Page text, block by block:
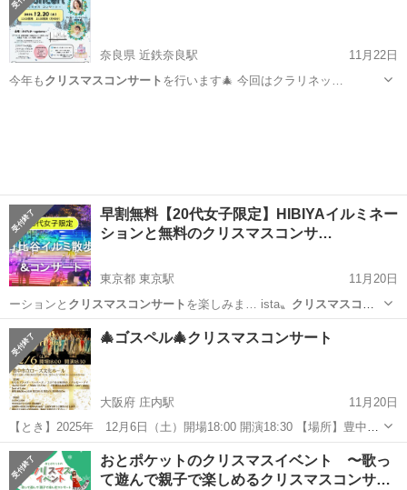
クリスマスコンサート
奈良県 近鉄奈良駅
11月22日
今年も クリスマスコンサート を行います🎄 今回はクラリネッ…
早割無料【20代女子限定】HIBIYAイルミネー
ションと無料のクリスマスコンサ…
東京都 東京駅
11月20日
ーションと クリスマスコンサート を楽しみま… ista〟 クリスマスコン
サートhtt…
東京 墨田区 東京駅 その他 イルミネーション
🎄ゴスペル🎄クリスマスコンサート
大阪府 庄内駅
11月20日
【とき】2025年 12月6日（土）開場18:00 開演18:30 【場所】豊中市
立ローズ文化ホール 電車でお越しの場合阪急宝塚線「庄
内」駅から北へ約500メートル徒歩約10分 【出演】なにわブラック・
ペッパー...
大阪 豊中市 庄内駅 コンサート/ショー
クリスマスコンサート
おとポケットのクリスマスイベント 〜歌っ
て遊んで親子で楽しめるクリスマスコンサ…